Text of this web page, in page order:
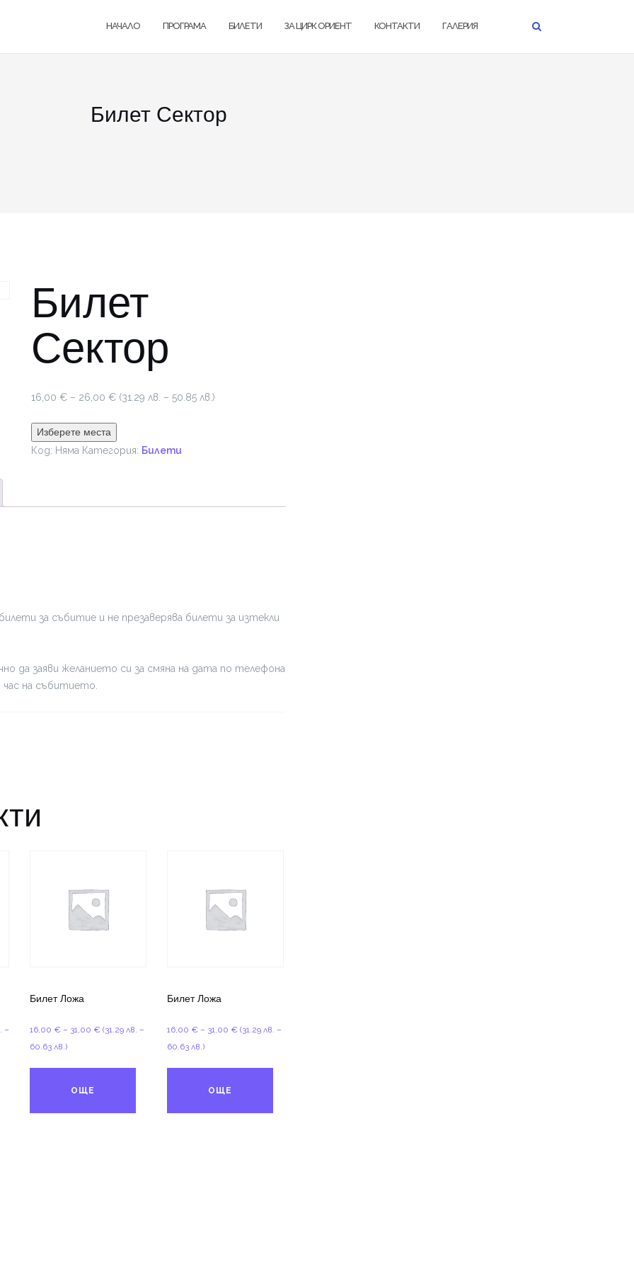
НАЧАЛО ПРОГРАМА БИЛЕТИ ЗА ЦИРК ОРИЕНТ КОНТАКТИ ГАЛЕРИЯ
Билет Сектор
Билет
Сектор
16,00 € – 26,00 €Price
through
(31.29 лв. – 50.85 лв.)
Изберете места
Код: Няма Категория: Билети
за събитие и не презаверява билети за изтекли
да заяви желанието си за смяна на дата по телефона
час на събитието.
–
Билет Ложа
16,00 € – 31,00 €Price
(31.29 лв. –
60.63 лв.)
ОЩЕ
Билет Ложа
16,00 € – 31,00 €Price
(31.29 лв. –
60.63 лв.)
ОЩЕ